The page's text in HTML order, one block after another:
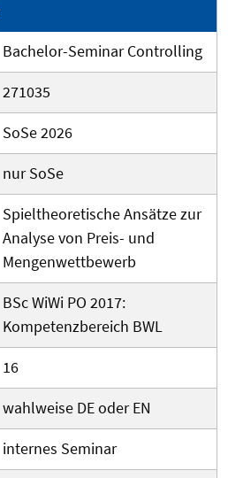
Bachelor-Seminar Controlling
271035
SoSe 2026
nur SoSe
Spieltheoretische Ansätze zur
Analyse von Preis- und
Mengenwettbewerb
BSc WiWi PO 2017:
Kompetenzbereich BWL
16
wahlweise DE oder EN
internes Seminar